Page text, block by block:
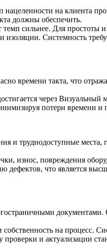
на клиента
должны обеспечить.
сильнее. Для простоты
Системность
времени такта, что
через Визуальный
потери времени и
и труднодоступные места,
износ, повреждения
дефектов, что является
на процесс.
проверки и актуализации